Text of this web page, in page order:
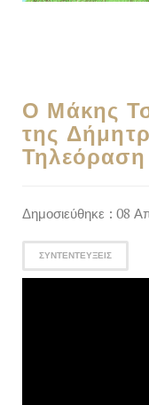
Ο Μάκης
της
Τηλεόραση
Δημοσιεύθηκε : 08
ΣΥΝΤΕΝΤΕΎΞΕΙΣ